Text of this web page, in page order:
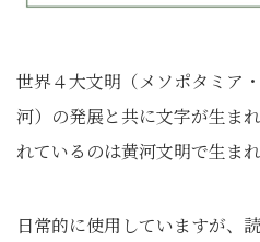
世界４大文明（メソポタミア
河）の発展と共に文字が生ま
れているのは黄河文明で生ま
日常的に使用していますが、